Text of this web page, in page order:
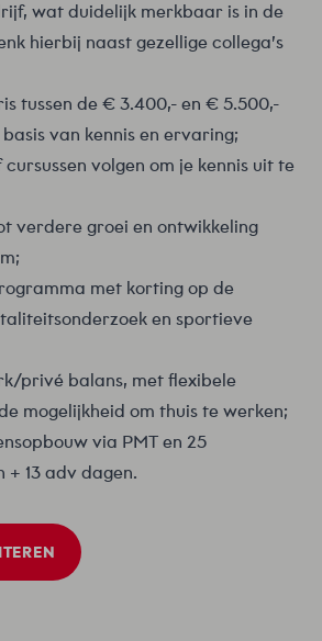
wat duidelijk merkbaar is in de
hierbij naast gezellige collega’s
tussen de € 3.400,- en € 5.500,-
van kennis en ervaring;
volgen om je kennis uit te
verdere groei en ontwikkeling
met korting op de
en sportieve
privé balans, met flexibele
mogelijkheid om thuis te werken;
via PMT en 25
13 adv dagen.